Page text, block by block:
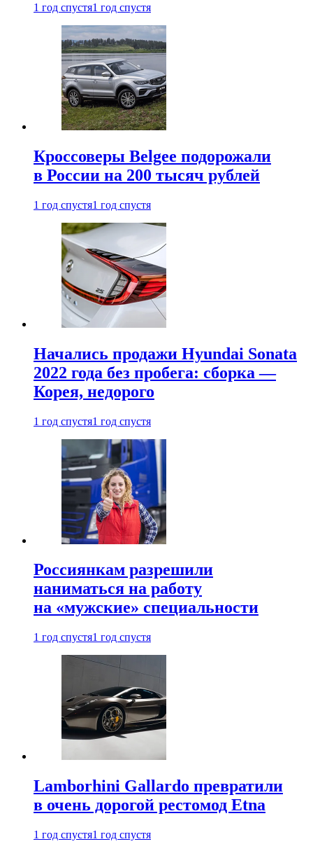
1 год спустя1 год спустя
Кроссоверы Belgee подорожали
в России на 200 тысяч рублей
1 год спустя1 год спустя
Начались продажи Hyundai Sonata
2022 года без пробега: сборка —
Корея, недорого
1 год спустя1 год спустя
Россиянкам разрешили
наниматься на работу
на «мужские» специальности
1 год спустя1 год спустя
Lamborhini Gallardo превратили
в очень дорогой рестомод Etna
1 год спустя1 год спустя